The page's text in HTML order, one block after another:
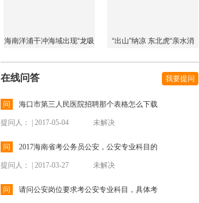
海南洋浦干冲海域出现“龙吸
“出山”纳凉 东北虎“亲水消
在线问答 我要提问
问 海口市第三人民医院招聘那个表格怎么下载
提问人： | 2017-05-04 未解决
问 2017海南省考公务员公安，公安专业科目的
提问人： | 2017-03-27 未解决
问 请问公安岗位要求考公安专业科目，具体考